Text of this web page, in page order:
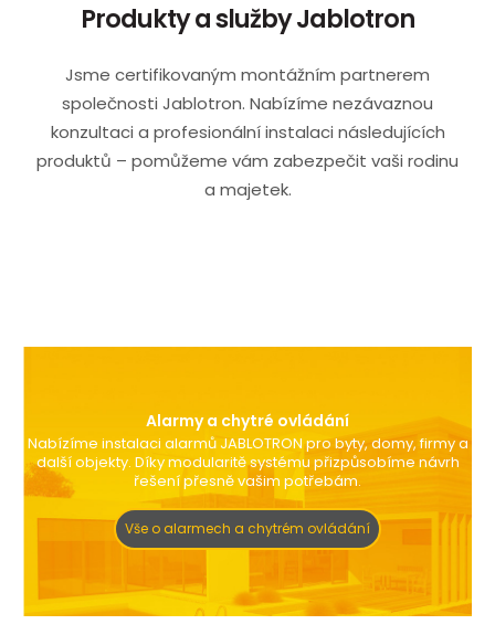
Produkty a služby Jablotron
Jsme certifikovaným montážním partnerem
společnosti Jablotron. Nabízíme nezávaznou
konzultaci a profesionální instalaci následujících
produktů – pomůžeme vám zabezpečit vaši rodinu
a majetek.
Alarmy a chytré ovládání
Nabízíme instalaci alarmů JABLOTRON pro byty, domy, firmy a
další objekty. Díky modularitě systému přizpůsobíme návrh
řešení přesně vašim potřebám.
Vše o alarmech a chytrém ovládání